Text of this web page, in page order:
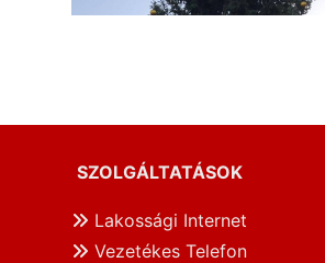
SZOLGÁLTATÁSOK
Lakossági Internet
Vezetékes Telefon